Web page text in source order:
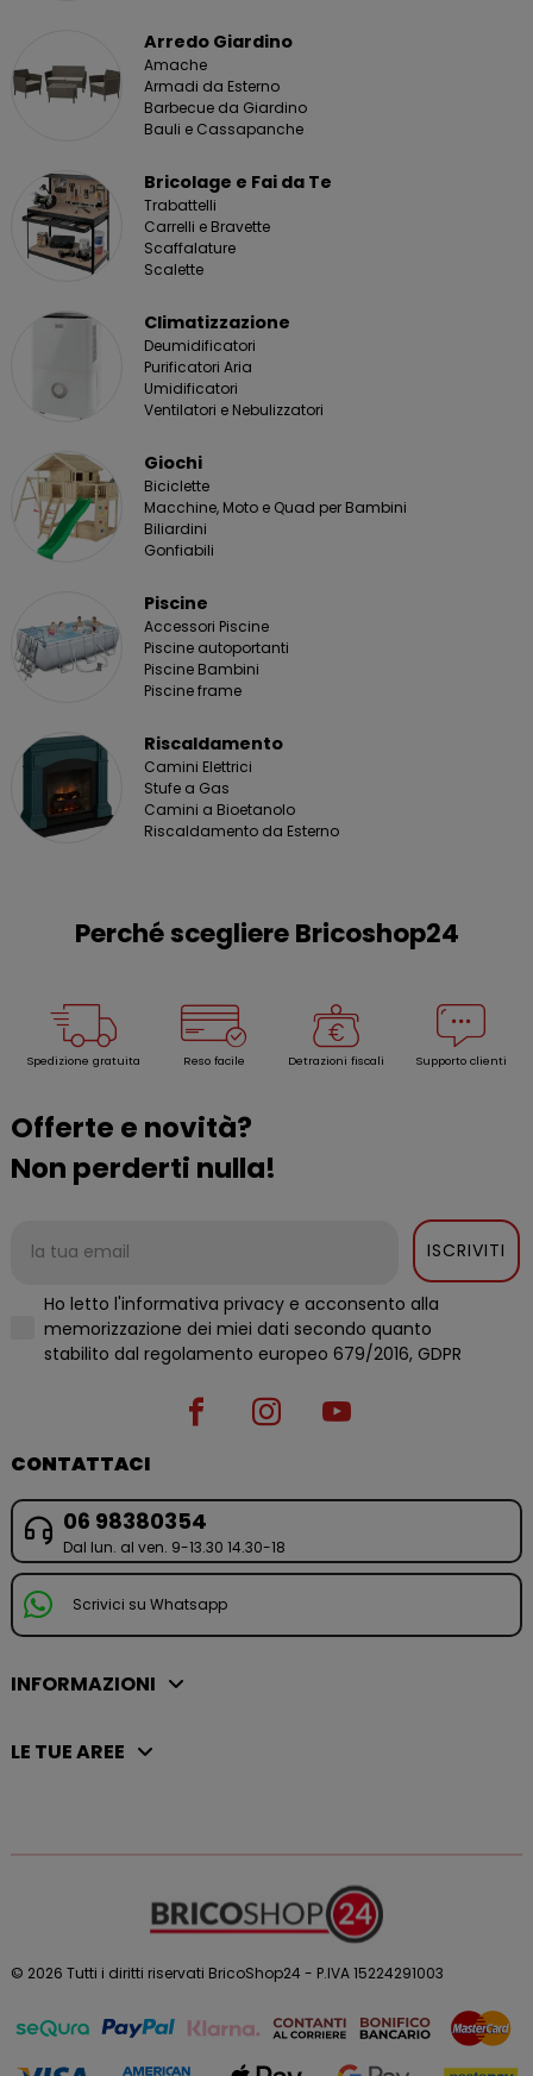
Arredo Giardino
Amache
Armadi da Esterno
Barbecue da Giardino
Bauli e Cassapanche
Bricolage e Fai da Te
Trabattelli
Carrelli e Bravette
Scaffalature
Scalette
Climatizzazione
Deumidificatori
Purificatori Aria
Umidificatori
Ventilatori e Nebulizzatori
Giochi
Biciclette
Macchine, Moto e Quad per Bambini
Biliardini
Gonfiabili
Piscine
Accessori Piscine
Piscine autoportanti
Piscine Bambini
Piscine frame
Riscaldamento
Camini Elettrici
Stufe a Gas
Camini a Bioetanolo
Riscaldamento da Esterno
Perché scegliere Bricoshop24
Spedizione gratuita Reso facile Detrazioni fiscali Supporto clienti
Offerte e novità?
Non perderti nulla!
ISCRIVITI
Ho letto l'informativa privacy e acconsento alla
memorizzazione dei miei dati secondo quanto
stabilito dal regolamento europeo 679/2016, GDPR
CONTATTACI
06 98380354
Dal lun. al ven. 9-13.30 14.30-18
Scrivici su Whatsapp
INFORMAZIONI
LE TUE AREE
© 2026 Tutti i diritti riservati BricoShop24 - P.IVA 15224291003